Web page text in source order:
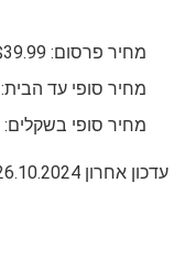
מחיר פרסום: $39.99
מחיר סופי עד הבית: 29.99$
מחיר סופי בשקלים: 114₪
עדכון אחרון 26.10.2024 בשעה 18:52